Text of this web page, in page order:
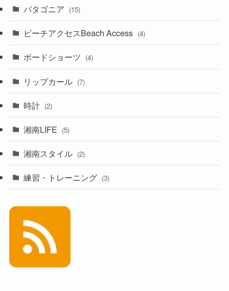
パタゴニア (15)
ビーチアクセスBeach Access (4)
ボードショーツ (4)
リップカール (7)
時計 (2)
湘南LIFE (5)
湘南スタイル (2)
練習・トレーニング (3)